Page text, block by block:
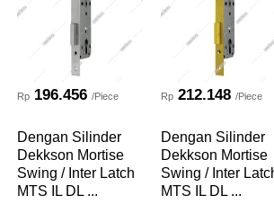
Rp 196.456 /Piece
Dengan Silinder
Dekkson Mortise
Swing / Inter Latch
MTS IL DL ...
Rp 212.148 /Piece
Dengan Silinder
Dekkson Mortise
Swing / Inter
MTS IL DL ...